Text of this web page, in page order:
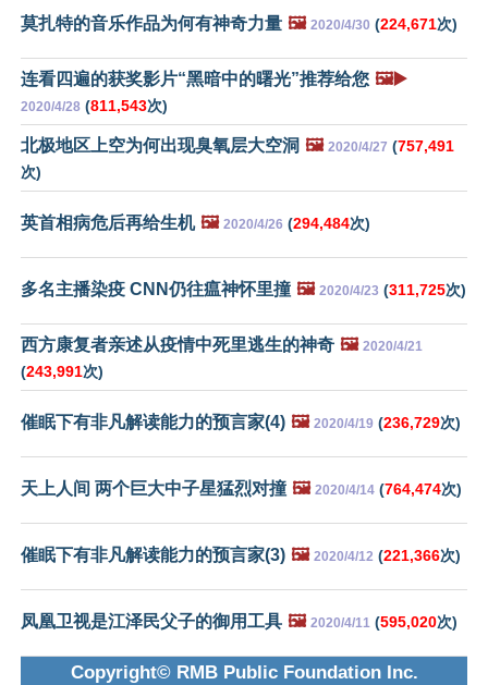
莫扎特的音乐作品为何有神奇力量 🖼️ 2020/4/30 (224,671次)
连看四遍的获奖影片“黑暗中的曙光”推荐给您 🖼️▶️
2020/4/28 (811,543次)
北极地区上空为何出现臭氧层大空洞 🖼️ 2020/4/27 (757,491
次)
英首相病危后再给生机 🖼️ 2020/4/26 (294,484次)
多名主播染疫 CNN仍往瘟神怀里撞 🖼️ 2020/4/23 (311,725次)
西方康复者亲述从疫情中死里逃生的神奇 🖼️ 2020/4/21
(243,991次)
催眠下有非凡解读能力的预言家(4) 🖼️ 2020/4/19 (236,729次)
天上人间 两个巨大中子星猛烈对撞 🖼️ 2020/4/14 (764,474次)
催眠下有非凡解读能力的预言家(3) 🖼️ 2020/4/12 (221,366次)
凤凰卫视是江泽民父子的御用工具 🖼️ 2020/4/11 (595,020次)
Copyright© RMB Public Foundation Inc.